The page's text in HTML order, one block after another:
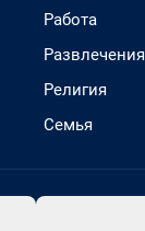
Работа
Развлечения
Религия
Семья